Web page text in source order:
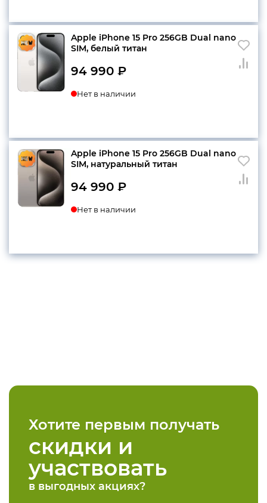
Apple iPhone 15 Pro 256GB Dual nano
SIM, белый титан
94 990 ₽
Нет в наличии
Apple iPhone 15 Pro 256GB Dual nano
SIM, натуральный титан
94 990 ₽
Нет в наличии
Хотите первым получать
скидки и
участвовать
в выгодных акциях?